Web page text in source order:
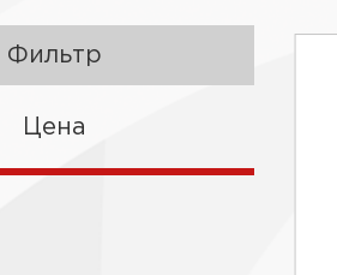
Фильтр
Цена